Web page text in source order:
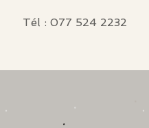
Tél : 077 524 2232